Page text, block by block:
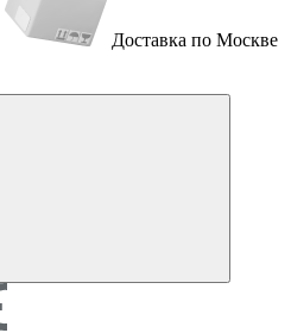
Доставка по Москве